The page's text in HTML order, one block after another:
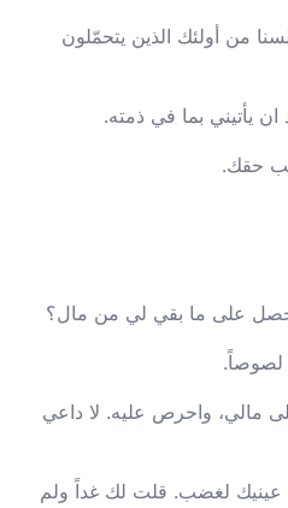
من أولئك الذين يتحمّلون
ان يأتيني بما في ذمته.
حقك.
على ما بقي لي من مال؟
لصوصاً.
مالي، واحرص عليه. لا داعي
لغضب. قلت لك غداً ولم